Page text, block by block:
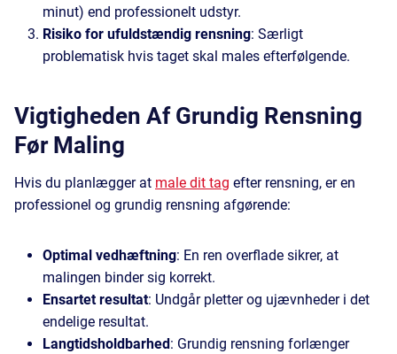
minut) end professionelt udstyr.
Risiko for ufuldstændig rensning: Særligt
problematisk hvis taget skal males efterfølgende.
Vigtigheden Af Grundig Rensning
Før Maling
Hvis du planlægger at male dit tag efter rensning, er en
professionel og grundig rensning afgørende:
Optimal vedhæftning: En ren overflade sikrer, at
malingen binder sig korrekt.
Ensartet resultat: Undgår pletter og ujævnheder i det
endelige resultat.
Langtidsholdbarhed : Grundig rensning forlænger